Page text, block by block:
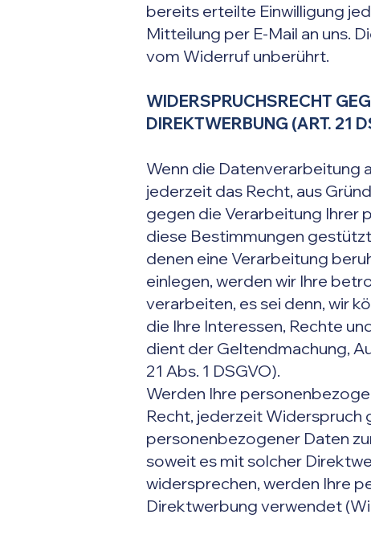
bereits erteilte Einwilligung
Mitteilung per E-Mail an uns.
vom Widerruf unberührt.
WIDERSPRUCHSRECHT
DIREKTWERBUNG (ART. 21
Wenn die Datenverarbeitung
jederzeit das Recht, aus
gegen die Verarbeitung Ihrer
diese Bestimmungen
denen eine Verarbeitung
einlegen, werden wir Ihre
verarbeiten, es sei denn, wir
die Ihre Interessen, Rechte
dient der Geltendmachung,
21 Abs. 1 DSGVO).
Werden Ihre
Recht, jederzeit
personenbezogener Daten
soweit es mit solcher
widersprechen, werden Ihre
Direktwerbung verwendet